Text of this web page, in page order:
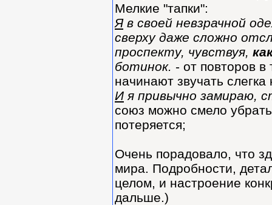
Мелкие "тапки":
Яв своей невзрачной
сверху даже сложно
проспекту, чувствуя,
ботинок. - от повторов
начинают звучать
И я привычно замираю,
союз можно смело
потеряется;
Очень порадовало, что
мира. Подробности,
целом, и настроение
дальше.)